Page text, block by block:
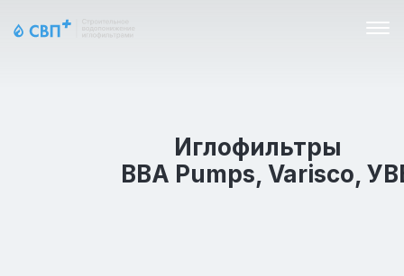
BBA Pumps, Varisco,
Иглофильтры